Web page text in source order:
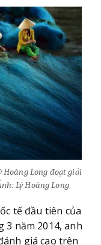
Hoàng Long đoạt giải
Lý Hoàng Long
tế đầu tiên của
3 năm 2014, anh
giá cao trên